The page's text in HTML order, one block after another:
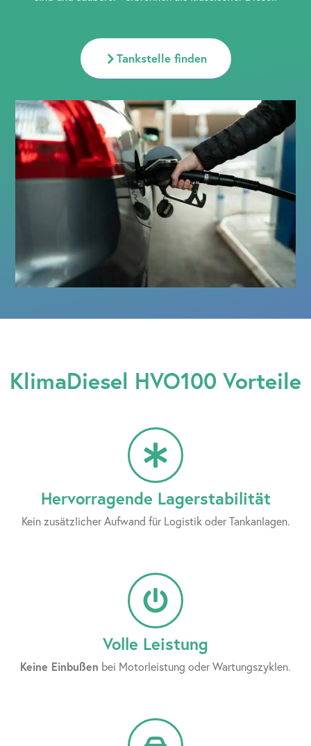
Tankstelle finden
KlimaDiesel HVO100 Vorteile
Volle Leistung
Keine Einbußen bei Motorleistung oder Wartungszyklen.
Hervorragende Lagerstabilität
Kein zusätzlicher Aufwand für Logistik oder Tankanlagen.